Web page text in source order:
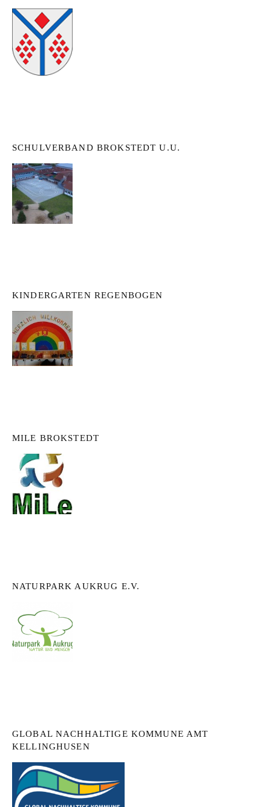
SCHULVERBAND BROKSTEDT U.U.
KINDERGARTEN REGENBOGEN
MILE BROKSTEDT
NATURPARK AUKRUG E.V.
GLOBAL NACHHALTIGE KOMMUNE AMT
KELLINGHUSEN